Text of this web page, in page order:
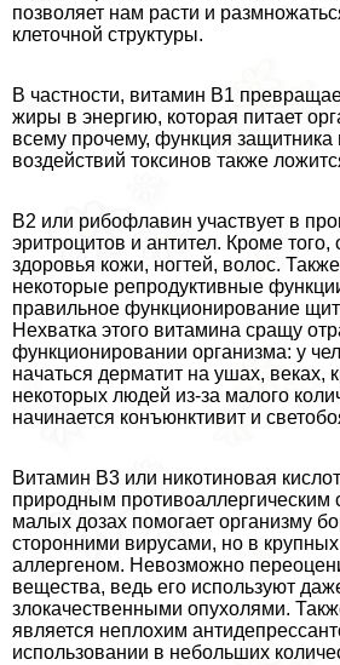
позволяет нам расти и
клеточной структуры.
В частности, витамин В1
жиры в энергию, которая питает
всему прочему, функция защитника
воздействий токсинов также
В2 или рибофлавин участвует в
эритроцитов и антител. Кроме
здоровья кожи, ногтей, волос.
некоторые репродуктивные
правильное функционирование
Нехватка этого витамина сращу
функционировании организма: у
начаться дерматит на ушах, веках,
некоторых людей из-за малого
начинается конъюнктивит и
Витамин В3 или никотиновая
природным противоаллергическим
малых дозах помогает организму
сторонними вирусами, но в
аллергеном. Невозможно
вещества, ведь его используют
злокачественными опухолями.
является неплохим
использовании в небольших